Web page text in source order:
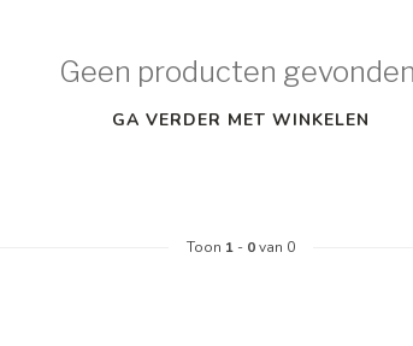
Geen producten
GA VERDER MET WINKELEN
Toon 1 - 0van 0